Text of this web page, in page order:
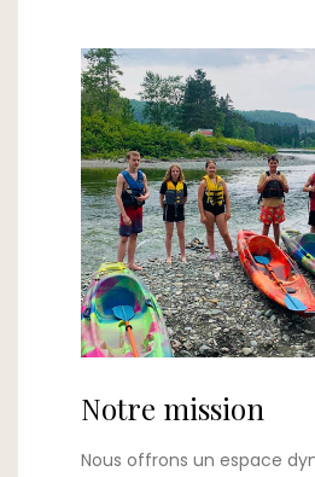
Notre mission
Nous offrons un espace